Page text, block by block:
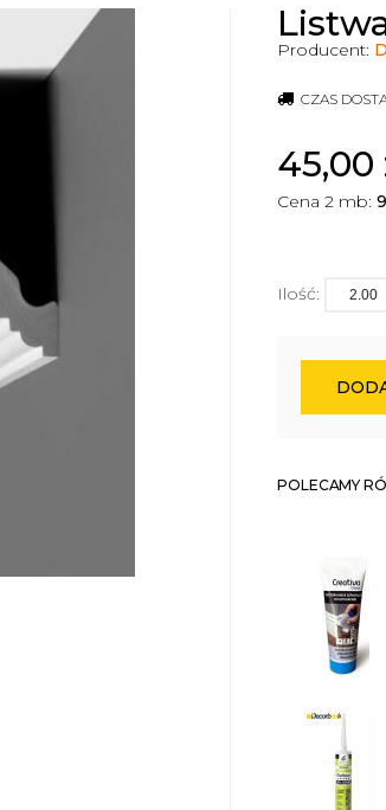
Producent:
CZAS
45,00
Cena 2 mb:
Ilość:
POLECAMY